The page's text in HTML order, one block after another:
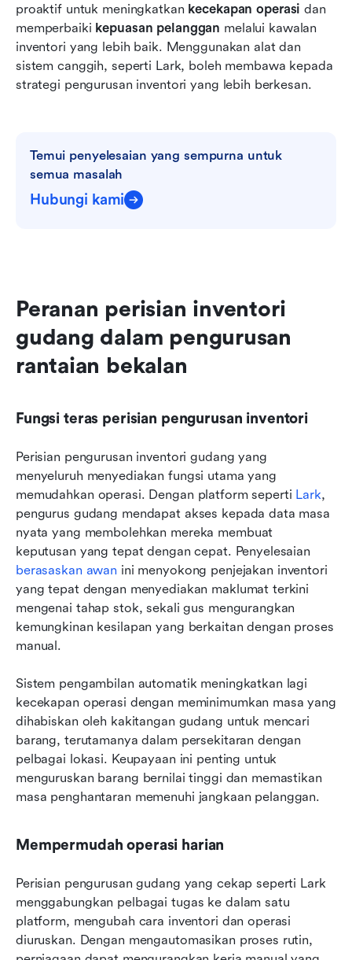
proaktif untuk meningkatkan kecekapan operasi dan
memperbaiki kepuasan pelanggan melalui kawalan
inventori yang lebih baik. Menggunakan alat dan
sistem canggih, seperti Lark, boleh membawa kepada
strategi pengurusan inventori yang lebih berkesan.
Temui penyelesaian yang sempurna untuk
semua masalah
Hubungi kami
Peranan perisian inventori
gudang dalam pengurusan
rantaian bekalan
Fungsi teras perisian pengurusan inventori
Perisian pengurusan inventori gudang yang
menyeluruh menyediakan fungsi utama yang
memudahkan operasi. Dengan platform seperti Lark,
pengurus gudang mendapat akses kepada data masa
nyata yang membolehkan mereka membuat
berasaskan awan ini menyokong penjejakan inventori
yang tepat dengan menyediakan maklumat terkini
mengenai tahap stok, sekali gus mengurangkan
kemungkinan kesilapan yang berkaitan dengan proses
manual.
Sistem pengambilan automatik meningkatkan lagi
kecekapan operasi dengan meminimumkan masa yang
dihabiskan oleh kakitangan gudang untuk mencari
barang, terutamanya dalam persekitaran dengan
pelbagai lokasi. Keupayaan ini penting untuk
menguruskan barang bernilai tinggi dan memastikan
masa penghantaran memenuhi jangkaan pelanggan.
Mempermudah operasi harian
Perisian pengurusan gudang yang cekap seperti Lark
menggabungkan pelbagai tugas ke dalam satu
platform, mengubah cara inventori dan operasi
diuruskan. Dengan mengautomasikan proses rutin,